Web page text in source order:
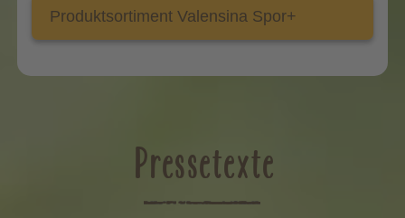
Produktsortiment Valensina Spor+
Pressetexte